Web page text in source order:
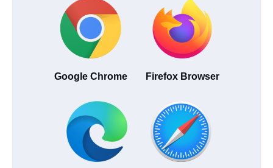
Google Chrome Firefox Browser